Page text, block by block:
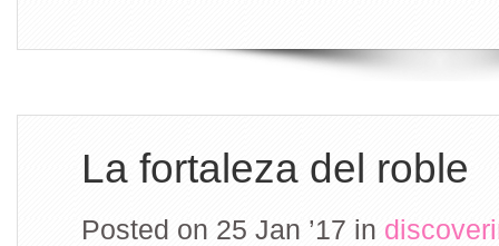
La fortaleza del roble
Posted on 25 Jan ’17 in